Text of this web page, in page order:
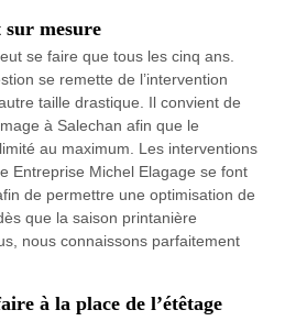
sur mesure
se faire que tous les cinq ans.
se remette de l’intervention
taille drastique. Il convient de
à Salechan afin que le
au maximum. Les interventions
Entreprise Michel Elagage se font
de permettre une optimisation de
que la saison printanière
nous connaissons parfaitement
à la place de l’étêtage